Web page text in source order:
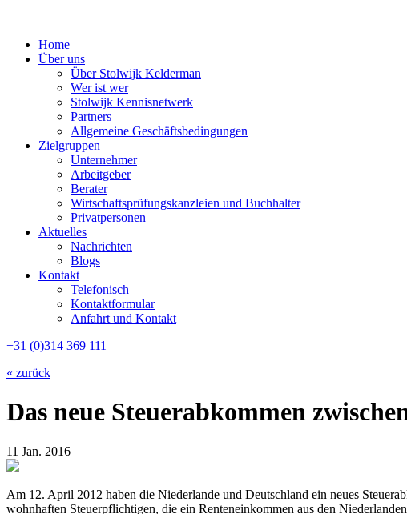
Home
Über uns
Über Stolwijk Kelderman
Wer ist wer
Stolwijk Kennisnetwerk
Partners
Allgemeine Geschäftsbedingungen
Zielgruppen
Unternehmer
Arbeitgeber
Berater
Wirtschaftsprüfungskanzleien und Buchhalter
Privatpersonen
Aktuelles
Nachrichten
Blogs
Kontakt
Telefonisch
Kontaktformular
Anfahrt und Kontakt
+31 (0)314 369 111
« zurück
Das neue Steuerabkommen
11 Jan. 2016
Am 12. April 2012 haben die Niederlande und Deutschland ein neues
wohnhaften Steuerpflichtigen, die ein Renteneinkommen aus den